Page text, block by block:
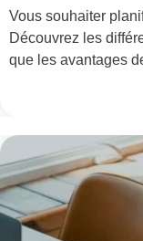
Vous souhaiter
Découvrez les
que les avantages